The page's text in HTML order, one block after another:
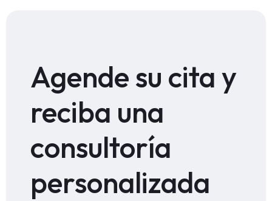
Agende su cita y
reciba una
consultoría
personalizada